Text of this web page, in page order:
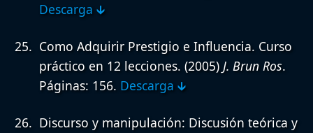
Descarga 🡳
Como Adquirir Prestigio e Influencia. Curso
práctico en 12 lecciones. (2005) J. Brun Ros.
Páginas: 156. Descarga 🡳
Discurso y manipulación: Discusión teórica y